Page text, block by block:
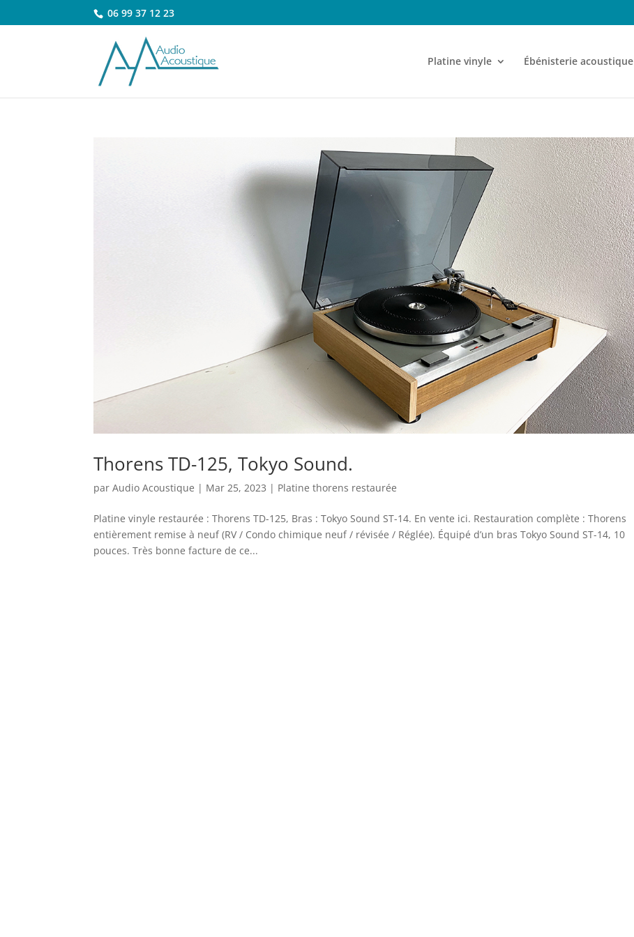
06 99 37 12 23
Platine vinyle Ébénisterie acoustique
Thorens TD-125, Tokyo Sound.
parAudio Acoustique | Mar 25, 2023 | Platine thorens restaurée
Platine vinyle restaurée : Thorens TD-125, Bras : Tokyo Sound ST-14. En vente ici. Restauration complète : Thorens
entièrement remise à neuf (RV / Condo chimique neuf / révisée / Réglée). Équipé d’un bras Tokyo Sound ST-14, 10
pouces. Très bonne facture de ce...